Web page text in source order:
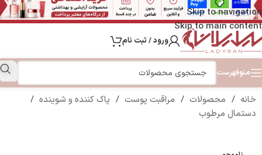
Skip to navigation
Skip to main content
ورود / ثبت نام
منوفهرست
خانه / محصولات / مراقبت پوست / پاک کننده و شوینده /
دستمال مرطوب